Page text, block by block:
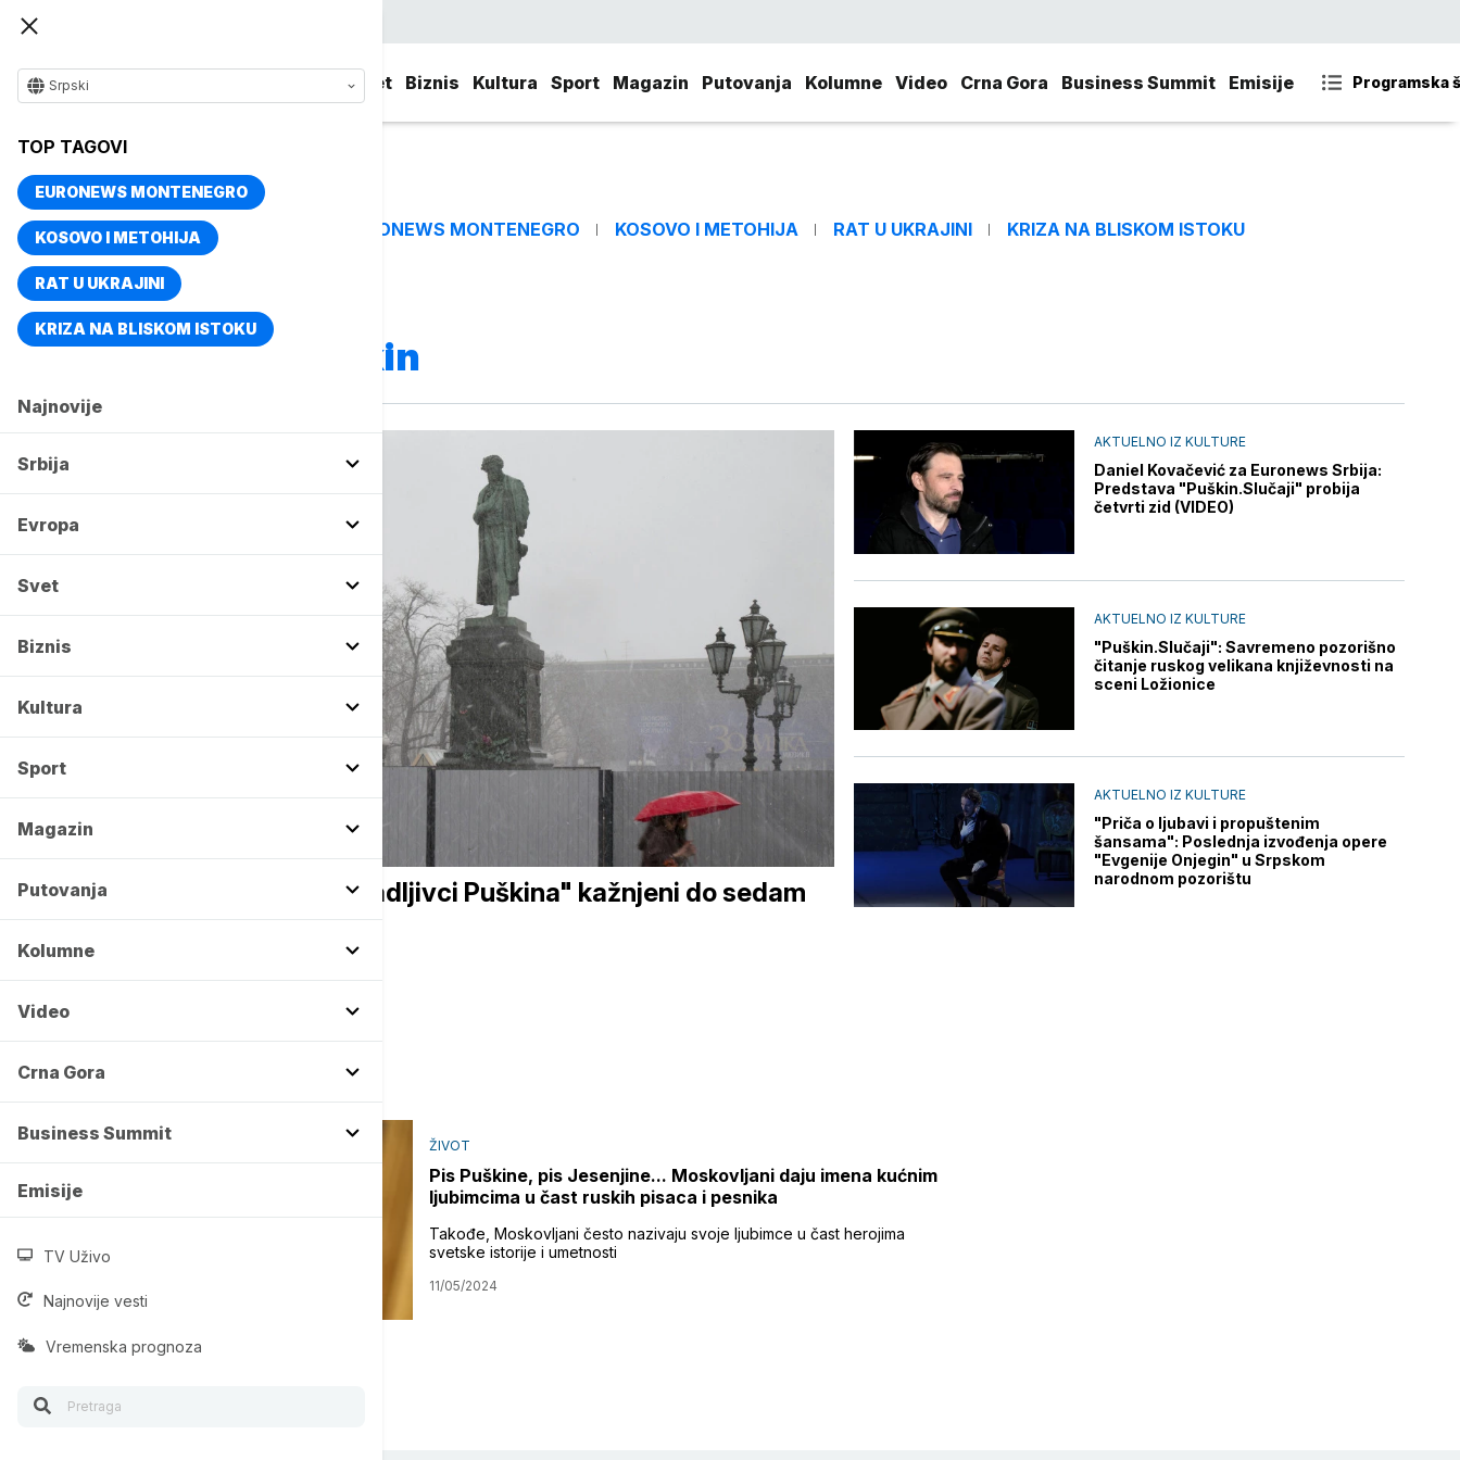
Svet Biznis Kultura Sport Magazin Putovanja Kolumne Video Crna Gora Business Summit Emisije Programska
Srpski
TOP TAGOVI
EURONEWS MONTENEGRO
KOSOVO I METOHIJA
RAT U UKRAJINI
KRIZA NA BLISKOM ISTOKU
Najnovije
Srbija
Evropa
Svet
Biznis
Kultura
Sport
Magazin
Putovanja
Kolumne
Video
Crna Gora
Business Summit
Emisije
TV Uživo
Najnovije vesti
Vremenska prognoza
TOP TAGOVI EURONEWS MONTENEGRO KOSOVO I METOHIJA RAT U UKRAJINI KRIZA NA BLISKOM ISTOKU
Vise o temi
Aleksandar Puškin
AKTUELNO IZ KULTURE
Presuda u Francuskoj: "Kradljivci Puškina" kažnjeni do sedam
godina zatvora
AKTUELNO IZ KULTURE
Daniel Kovačević za Euronews Srbija:
Predstava "Puškin.Slučaji" probija
četvrti zid (VIDEO)
AKTUELNO IZ KULTURE
"Puškin.Slučaji": Savremeno pozorišno
čitanje ruskog velikana književnosti na
sceni Ložionice
AKTUELNO IZ KULTURE
"Priča o ljubavi i propuštenim
šansama": Poslednja izvođenja opere
"Evgenije Onjegin" u Srpskom
narodnom pozorištu
ŽIVOT
Pis Puškine, pis Jesenjine... Moskovljani daju imena kućnim
ljubimcima u čast ruskih pisaca i pesnika
Takođe, Moskovljani često nazivaju svoje ljubimce u čast herojima
svetske istorije i umetnosti
11/05/2024